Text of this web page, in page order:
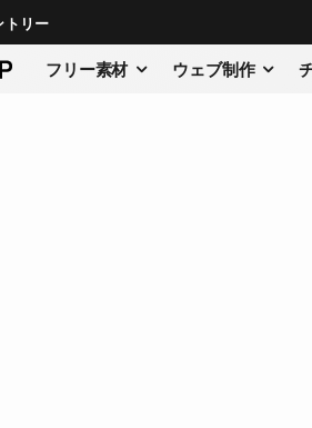
トリー
フリー素材 ウェブ制作